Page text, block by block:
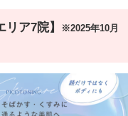
ア7院】
※2025年10月